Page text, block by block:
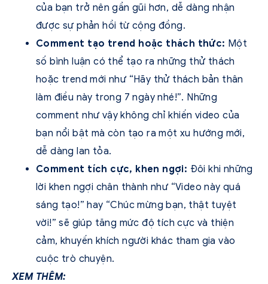
của bạn trở nên gần gũi hơn, dễ dàng nhận
được sự phản hồi từ cộng đồng.
Comment tạo trend hoặc thách thức: Một
số bình luận có thể tạo ra những thử thách
hoặc trend mới như “Hãy thử thách bản thân
làm điều này trong 7 ngày nhé!”. Những
comment như vậy không chỉ khiến video của
bạn nổi bật mà còn tạo ra một xu hướng mới,
dễ dàng lan tỏa.
Comment tích cực, khen ngợi: Đôi khi những
lời khen ngợi chân thành như “Video này quá
sáng tạo!” hay “Chúc mừng bạn, thật tuyệt
vời!” sẽ giúp tăng mức độ tích cực và thiện
cảm, khuyến khích người khác tham gia vào
cuộc trò chuyện.
XEM THÊM: